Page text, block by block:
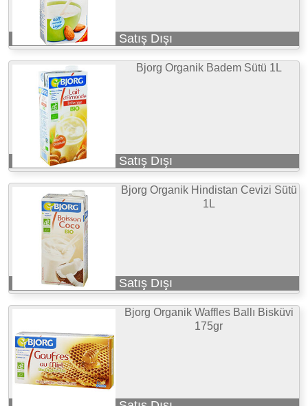
Satış Dışı
Bjorg Organik Badem Sütü 1L
Satış Dışı
Bjorg Organik Hindistan Cevizi Sütü
1L
Satış Dışı
Bjorg Organik Waffles Ballı Bisküvi
175gr